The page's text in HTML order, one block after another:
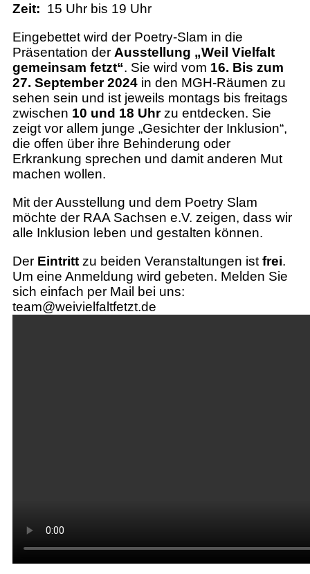
Zeit: 15 Uhr bis 19 Uhr
Eingebettet wird der Poetry-Slam in die
Präsentation der Ausstellung „Weil Vielfalt
gemeinsam fetzt“. Sie wird vom 16. Bis zum
27. September 2024 in den MGH-Räumen zu
sehen sein und ist jeweils montags bis freitags
zwischen 10 und 18 Uhrzu entdecken. Sie
zeigt vor allem junge „Gesichter der Inklusion“,
die offen über ihre Behinderung oder
Erkrankung sprechen und damit anderen Mut
machen wollen.
Mit der Ausstellung und dem Poetry Slam
möchte der RAA Sachsen e.V. zeigen, dass wir
alle Inklusion leben und gestalten können.
Der Eintritt zu beiden Veranstaltungen istfrei.
Um eine Anmeldung wird gebeten. Melden Sie
sich einfach per Mail bei uns:
team@weivielfaltfetzt.de